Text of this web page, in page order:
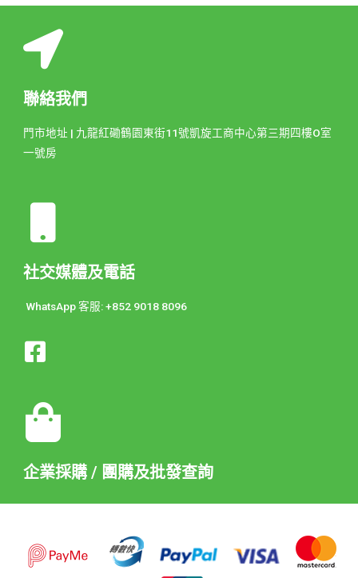
聯絡我們
門市地址 | 九龍紅磡鶴園東街11號凱旋工商中心第三期四樓O室
一號房
社交媒體及電話
WhatsApp 客服: +852 9018 8096
企業採購 / 團購及批發查詢